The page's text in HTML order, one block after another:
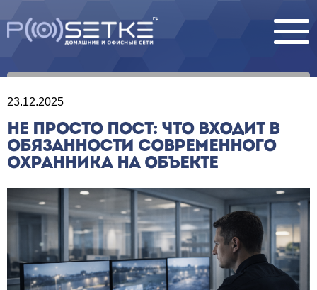
23.12.2025
НЕ ПРОСТО ПОСТ: ЧТО ВХОДИТ В
ОБЯЗАННОСТИ СОВРЕМЕННОГО
ОХРАННИКА НА ОБЪЕКТЕ